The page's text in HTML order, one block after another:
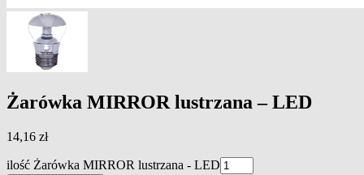
Żarówka MIRROR lustrzana – LED
14,16 zł
ilość Żarówka MIRROR lustrzana - LED